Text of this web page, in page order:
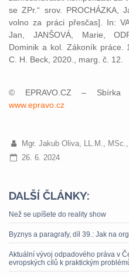
se ZPr.“ srov. PROCHÁZKA,
volno za práci přesčas]. In:
Jan, JANŠOVÁ, Marie,
Dominik a kol. Zákoník práce.
C. H. Beck, 2020., marg. č. 12.
© EPRAVO.CZ – Sbírka
www.epravo.cz
Mgr. Jakub Oliva, LL.M.,
26. 6. 2024
DALŠÍ ČLÁNKY:
Než se upíšete do reality show
Byznys a paragrafy, díl 39.: Jak na
Aktuální vývoj odpadového práva v
evropských cílů k praktickým